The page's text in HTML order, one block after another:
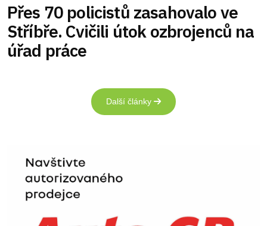
Přes 70 policistů zasahovalo ve
Stříbře. Cvičili útok ozbrojenců na
úřad práce
Další články